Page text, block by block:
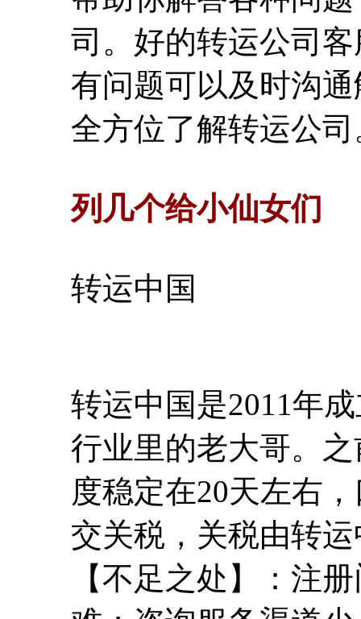
司。好的转运公司
有问题可以及时沟
全方位了解转运公司
列几个给小仙女们
转运中国
转运中国是2011年
行业里的老大哥。
度稳定在20天左右
交关税，关税由转
【不足之处】：注